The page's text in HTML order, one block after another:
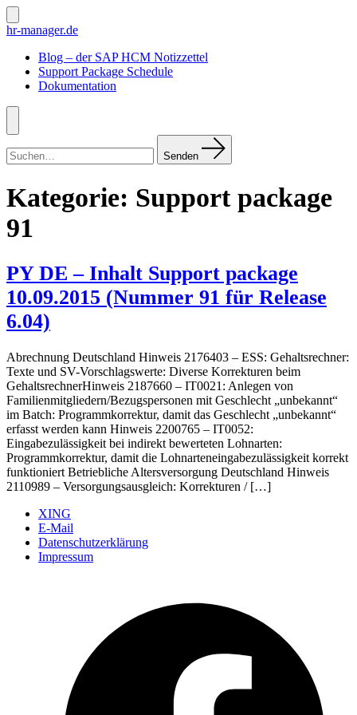
Zum
Inhalt
Suche
ein-/ausblenden
hr-manager.de
Blog – der SAP HCM Notizzettel
Support Package Schedule
Dokumentation
Menü
nach:
Senden
Kategorie: Support package
91
PY DE – Inhalt Support package
10.09.2015 (Nummer 91 für Release
6.04)
Abrechnung Deutschland Hinweis 2176403 – ESS: Gehaltsrechner:
Texte und SV-Vorschlagswerte: Diverse Korrekturen beim
GehaltsrechnerHinweis 2187660 – IT0021: Anlegen von
Familienmitgliedern/Bezugspersonen mit Geschlecht „unbekannt“
im Batch: Programmkorrektur, damit das Geschlecht „unbekannt“
erfasst werden kann Hinweis 2200765 – IT0052:
Eingabezulässigkeit bei indirekt bewerteten Lohnarten:
Programmkorrektur, damit die Lohnarteneingabezulässigkeit korrekt
funktioniert Betriebliche Altersversorgung Deutschland Hinweis
2110989 – Versorgungsausgleich: Korrekturen / […]
XING
E-Mail
Datenschutzerklärung
Impressum